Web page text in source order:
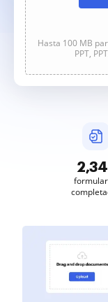
Hasta 100 MB
PPT,